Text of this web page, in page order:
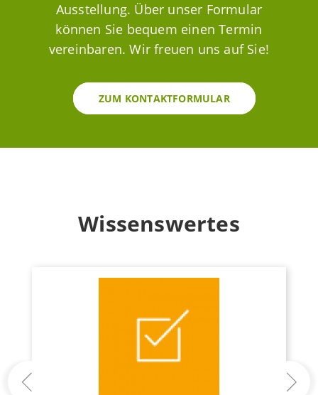
Ausstellung. Über unser Formular
können Sie bequem einen Termin
vereinbaren. Wir freuen uns auf Sie!
ZUM KONTAKTFORMULAR
Wissenswertes